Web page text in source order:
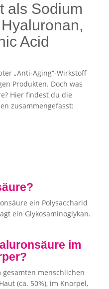
als Sodium
Acid
„Anti-Aging“-Wirkstoff
Produkten. Doch was
Hier findest du die
zusammengefasst:
ein Polysaccharid
ein Glykosaminoglykan.
im
menschlichen
(ca. 50%), im Knorpel,